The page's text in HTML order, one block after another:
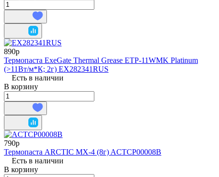
890р
Термопаста ExeGate Thermal Grease ETP-11WMK Platinum
(>11Вт/м*К; 2г) EX282341RUS
Есть в наличии
В корзину
790р
Термопаста ARCTIC MX-4 (8г) ACTCP00008B
Есть в наличии
В корзину